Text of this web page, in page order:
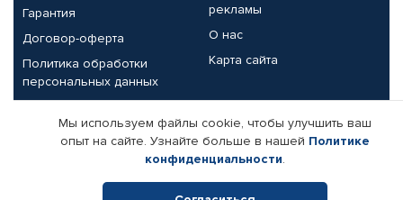
Гарантия
Договор-оферта
Политика обработки
персональных данных
рекламы
О нас
Карта сайта
Партнерам
Корпоративным клиентам
Поставщикам
Реквизиты компании
Мы используем файлы cookie, чтобы улучшить ваш
опыт на сайте. Узнайте больше в нашей Политике
конфиденциальности.